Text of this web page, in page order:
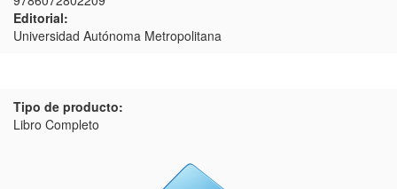
Editorial:
Universidad Autónoma Metropolitana
Tipo de producto:
Libro Completo